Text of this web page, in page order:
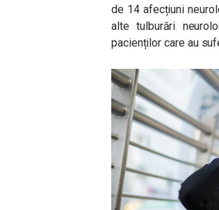
de 14 afecțiuni
alte tulburări
pacienților care au